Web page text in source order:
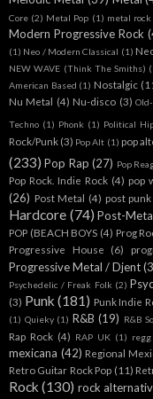
Core (2) Metal Pop (1) metal rock
Modern Progressive Rock
(1) Neo / Modern Classical (1)
NEW WAVE (Think The Smiths)
American Based (1) Nostalgic
Nu Metal (4) Nu-disco (3)
Techno (1) Phonk (1) Political
Rock/Punk (3) Pop Alt (1) pop
(233) Pop Rap (27) Pop
Pop Rock. Indie Rock (4) pop
(26) Post Metal (4) post punk
Hardcore (74) Post-
POP (BEACH BOYS (4) Prog
Progressive House (6)
Progressive Metal / Djent
Psychedelic / Freak Folk (2)
(3) Punk (181) Punk Indie
(1) Quieky (1) R&B (19) R&B
Rap Rock (4) RAP UK (1) regg
mexicana (42) Regional
Retro Guitar Rock Pop (11)
Rock (130) rock